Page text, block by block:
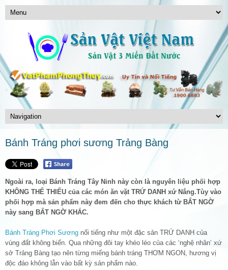
Bánh Tráng phơi sương Trảng Bàng
Ngoài ra, loại Bánh Tráng Tây Ninh này còn là nguyên liệu phối hợp
KHÔNG THỂ THIẾU của các món ăn vặt TRỨ DANH xứ Nắng.Tùy vào
phối hợp mà sản phẩm này đem đến cho thực khách từ BẤT NGỜ
này sang BẤT NGỜ KHÁC.
Bánh Tráng Phơi Sương nổi tiếng như một đặc sản TRỨ DANH của
vùng đất không biển. Qua những đôi tay khéo léo của các ‘nghệ nhân’ xứ
sở Trảng Bàng tạo nên từng miếng bánh tráng THƠM NGON, hương vị
độc đáo không lẫn vào bất kỳ sản phẩm nào.